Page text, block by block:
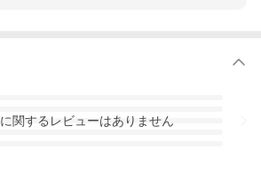
に関するレビューはありません